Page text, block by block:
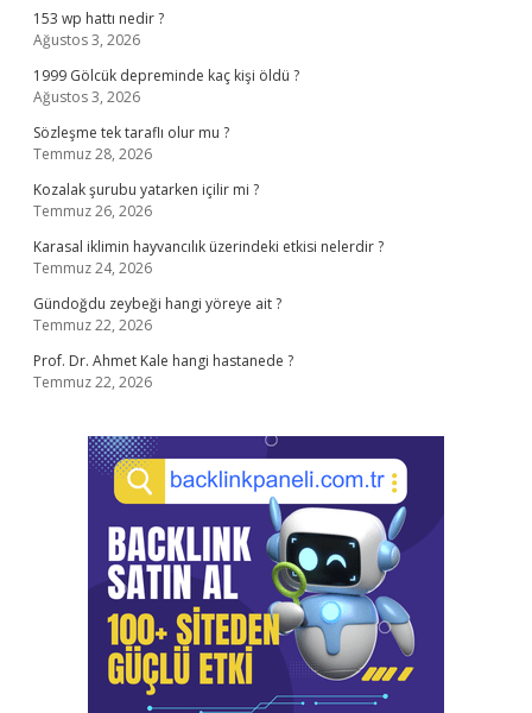
153 wp hattı nedir ?
Ağustos 3, 2026
1999 Gölcük depreminde kaç kişi öldü ?
Ağustos 3, 2026
Sözleşme tek taraflı olur mu ?
Temmuz 28, 2026
Kozalak şurubu yatarken içilir mi ?
Temmuz 26, 2026
Karasal iklimin hayvancılık üzerindeki etkisi nelerdir ?
Temmuz 24, 2026
Gündoğdu zeybeği hangi yöreye ait ?
Temmuz 22, 2026
Prof. Dr. Ahmet Kale hangi hastanede ?
Temmuz 22, 2026